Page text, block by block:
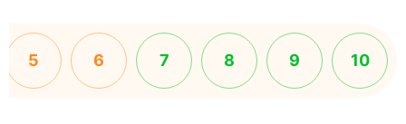
5 6 7 8 9 10